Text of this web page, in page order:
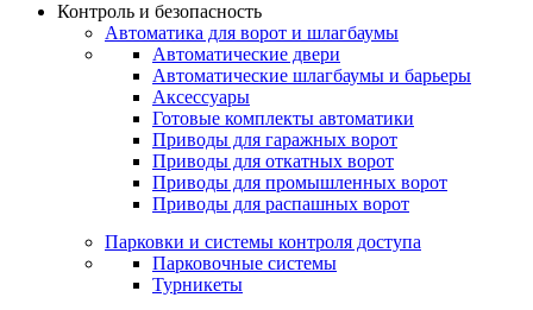
Контроль и безопасность
Автоматика для ворот и шлагбаумы
Автоматические двери
Автоматические шлагбаумы и барьеры
Аксессуары
Готовые комплекты автоматики
Приводы для гаражных ворот
Приводы для откатных ворот
Приводы для промышленных ворот
Приводы для распашных ворот
Парковки и системы контроля доступа
Парковочные системы
Турникеты